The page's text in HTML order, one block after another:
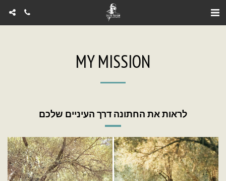
MY MISSION
לראות את החתונה דרך העיניים שלכם